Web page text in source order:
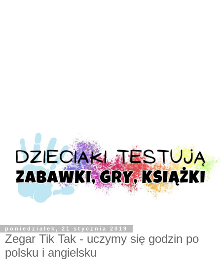
poniedziałek, 21 stycznia 2019
Zegar Tik Tak - uczymy się godzin po
polsku i angielsku